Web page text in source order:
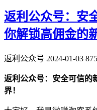
返利公众号：安
你解锁高佣金的
返利公众号 2024-01-03 875
返利公众号：安全可信的
界！